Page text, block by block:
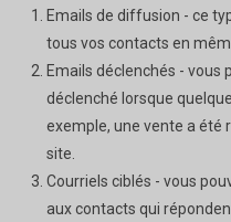
Emails de diffusion - ce
tous vos contacts en
Emails déclenchés - vous
déclenché lorsque
exemple, une vente a été
site.
Courriels ciblés - vous
aux contacts qui